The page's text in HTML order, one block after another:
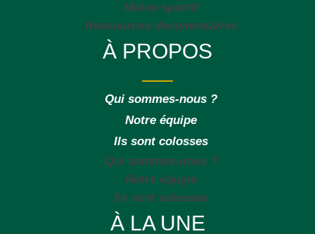
Milieu sportif
Ressources documentaires
À PROPOS
Qui sommes-nous ?
Notre équipe
Ils sont colosses
Qui sommes-nous ?
Notre équipe
Ils sont colosses
À LA UNE